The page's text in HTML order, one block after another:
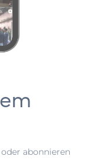
abonnieren